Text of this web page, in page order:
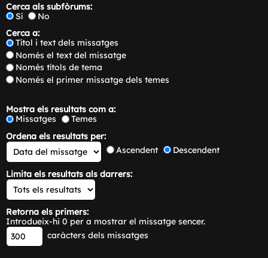
Cerca als subfòrums:
Sí
No
Cerca a:
Títol i text dels missatges
Només el text del missatge
Només títols de tema
Només el primer missatge dels temes
Mostra els resultats com a:
Missatges
Temes
Ordena els resultats per:
Ascendent
Descendent
Limita els resultats als darrers:
Retorna els primers:
Introdueix-hi 0 per a mostrar el missatge sencer.
caràcters dels missatges